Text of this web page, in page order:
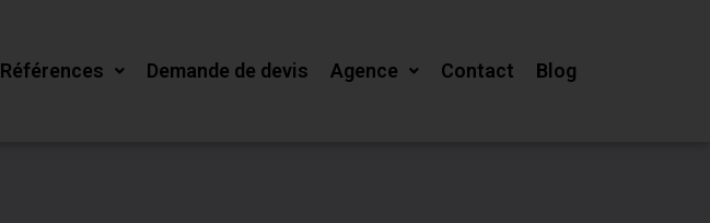
Références Demande de devis Agence Contact Blog